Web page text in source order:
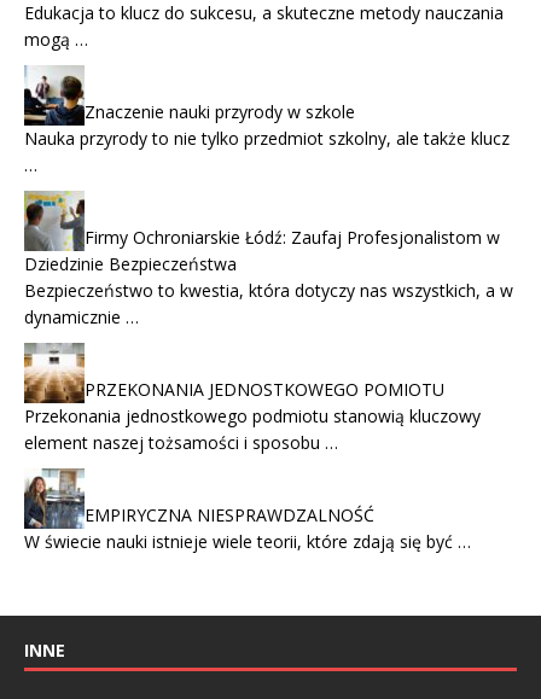
Edukacja to klucz do sukcesu, a skuteczne metody nauczania
mogą …
Znaczenie nauki przyrody w szkole
Nauka przyrody to nie tylko przedmiot szkolny, ale także klucz
…
Firmy Ochroniarskie Łódź: Zaufaj Profesjonalistom w
Dziedzinie Bezpieczeństwa
Bezpieczeństwo to kwestia, która dotyczy nas wszystkich, a w
dynamicznie …
PRZEKONANIA JEDNOSTKOWEGO POMIOTU
Przekonania jednostkowego podmiotu stanowią kluczowy
element naszej tożsamości i sposobu …
EMPIRYCZNA NIESPRAWDZALNOŚĆ
W świecie nauki istnieje wiele teorii, które zdają się być …
INNE